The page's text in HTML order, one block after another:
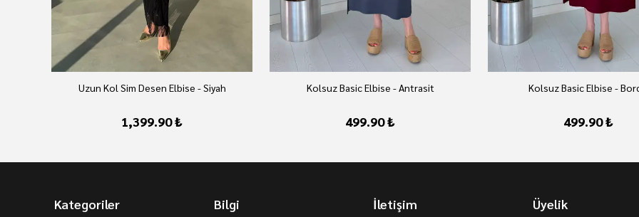
Uzun Kol Sim Desen Elbise - Siyah
1,399.90 ₺
Kolsuz Basic Elbise - Antrasit
499.90 ₺
Kolsuz Basic Elbise -
499.90 ₺
Kategoriler Bilgi İletişim Üyelik